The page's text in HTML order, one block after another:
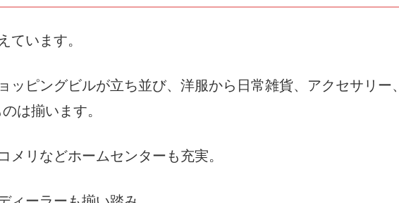
ています。
ッピングビルが立ち並び、洋服から日常雑貨、アクセサリー、
は揃います。
メリなどホームセンターも充実。